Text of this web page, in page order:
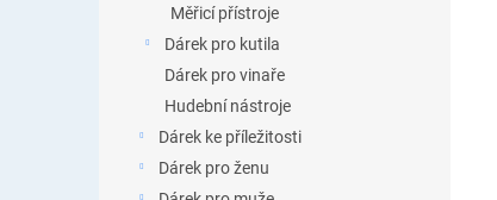
Měřicí přístroje
Dárek pro kutila
Dárek pro vinaře
Hudební nástroje
Dárek ke příležitosti
Dárek pro ženu